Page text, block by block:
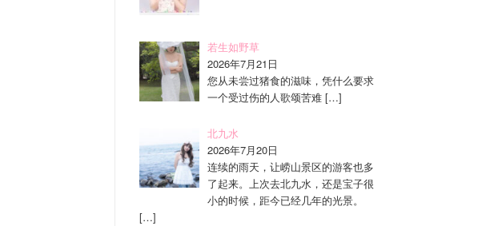
若生如野草
2026年7月21日
您从未尝过猪食的滋味，凭什么要求
一个受过伤的人歌颂苦难[…]
北九水
2026年7月20日
连续的雨天，让崂山景区的游客也多
了起来。上次去北九水，还是宝子很
小的时候，距今已经几年的光景。
[…]